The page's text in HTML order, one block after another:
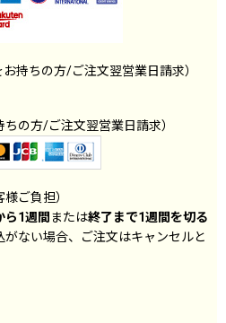
持ちの方/ご注文翌営業日請求）
の方/ご注文翌営業日請求）
ご負担）
ら1週間 または終了まで1週間を切る
がない場合、ご注文はキャンセルと